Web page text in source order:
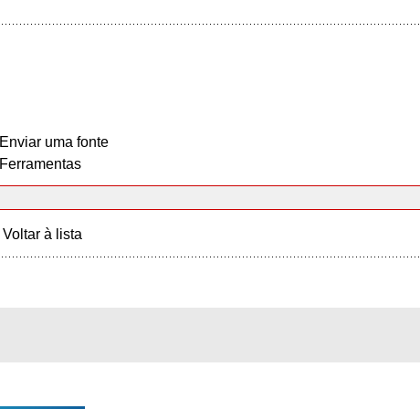
Enviar uma fonte
Ferramentas
Voltar à lista